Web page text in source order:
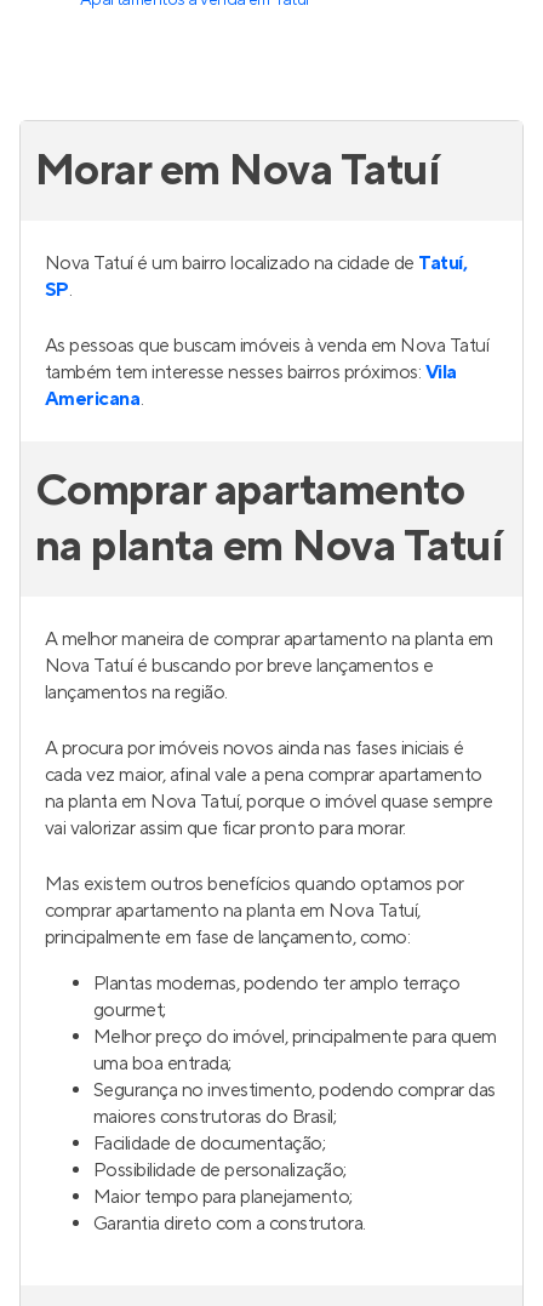
Morar em Nova Tatuí
Nova Tatuí é um bairro localizado na cidade de Tatuí,
SP.
As pessoas que buscam imóveis à venda em Nova Tatuí
também tem interesse nesses bairros próximos: Vila
Americana.
Comprar apartamento
na planta em Nova Tatuí
A melhor maneira de comprar apartamento na planta em
Nova Tatuí é buscando por breve lançamentos e
lançamentos na região.
A procura por imóveis novos ainda nas fases iniciais é
cada vez maior, afinal vale a pena comprar apartamento
na planta em Nova Tatuí, porque o imóvel quase sempre
vai valorizar assim que ficar pronto para morar.
Mas existem outros benefícios quando optamos por
comprar apartamento na planta em Nova Tatuí,
principalmente em fase de lançamento, como:
Plantas modernas, podendo ter amplo terraço
gourmet;
Melhor preço do imóvel, principalmente para quem
uma boa entrada;
Segurança no investimento, podendo comprar das
maiores construtoras do Brasil;
Facilidade de documentação;
Possibilidade de personalização;
Maior tempo para planejamento;
Garantia direto com a construtora.